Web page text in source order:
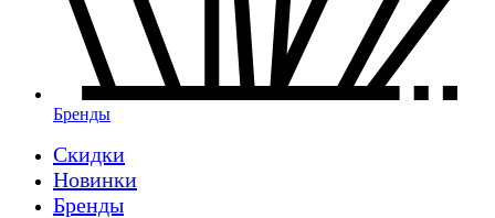
Бренды
Скидки
Новинки
Бренды